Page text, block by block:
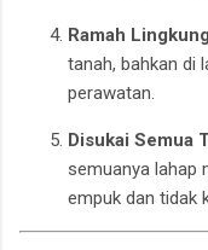
Ramah
tanah, bahkan di
perawatan.
Disukai Semua
semuanya lahap
empuk dan tidak